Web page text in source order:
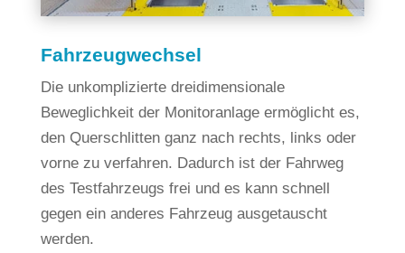
Fahrzeugwechsel
Die unkomplizierte dreidimensionale
Beweglichkeit der Monitoranlage ermöglicht es,
den Querschlitten ganz nach rechts, links oder
vorne zu verfahren. Dadurch ist der Fahrweg
des Testfahrzeugs frei und es kann schnell
gegen ein anderes Fahrzeug ausgetauscht
werden.